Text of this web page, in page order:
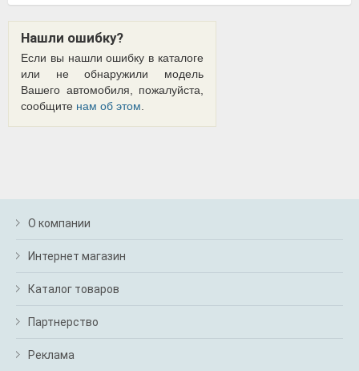
Нашли ошибку?
Если вы нашли ошибку в каталоге
или не обнаружили модель
Вашего автомобиля, пожалуйста,
сообщите нам об этом
О компании
Интернет магазин
Каталог товаров
Партнерство
Реклама